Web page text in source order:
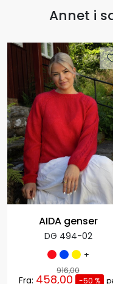
Annet i
AIDA genser
DG 494-02
+
916,00
Fra: 458,00 -50 %